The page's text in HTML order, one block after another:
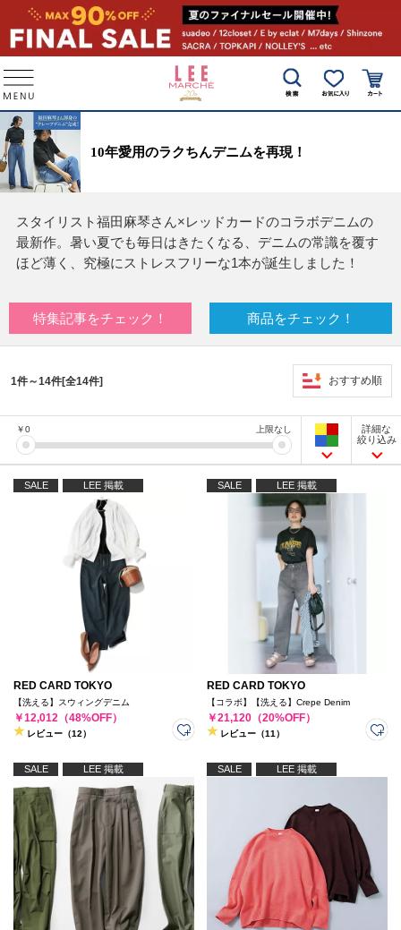
10年愛用のラクちんデニムを再現！
スタイリスト福田麻琴さん×レッドカードのコラボデニムの
最新作。暑い夏でも毎日はきたくなる、デニムの常識を覆す
ほど薄く、究極にストレスフリーな1本が誕生しました！
特集記事をチェック！ 商品をチェック！
1件～14件[全14件] おすすめ順
￥0 上限なし
詳細な
絞り込み
SALE LEE 掲載
RED CARD TOKYO
【洗える】スウィングデニム
￥12,012（48%OFF）
レビュー（12）
SALE LEE 掲載
RED CARD TOKYO
【コラボ】【洗える】Crepe Denim
￥21,120（20%OFF）
レビュー（11）
SALE LEE 掲載 SALE LEE 掲載